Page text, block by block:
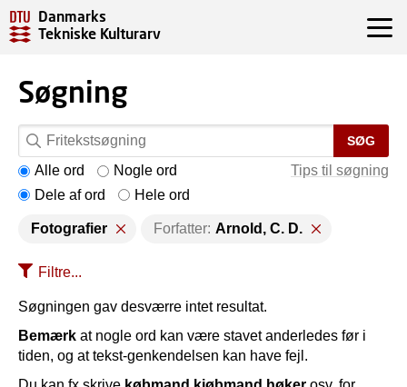
Danmarks
Tekniske Kulturarv
Søgning
SØG
Tips til søgning
Alle ord
Nogle ord
Dele af ord
Hele ord
Fotografier Forfatter: Arnold, C. D.
Filtre...
Søgningen gav desværre intet resultat.
Bemærk at nogle ord kan være stavet anderledes før i
tiden, og at tekst-genkendelsen kan have fejl.